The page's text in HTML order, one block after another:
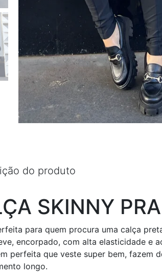
do produto
SKINNY
para quem procura uma calça
encorpado, com alta elasticidade e
perfeita que veste super bem, fazem
longo.